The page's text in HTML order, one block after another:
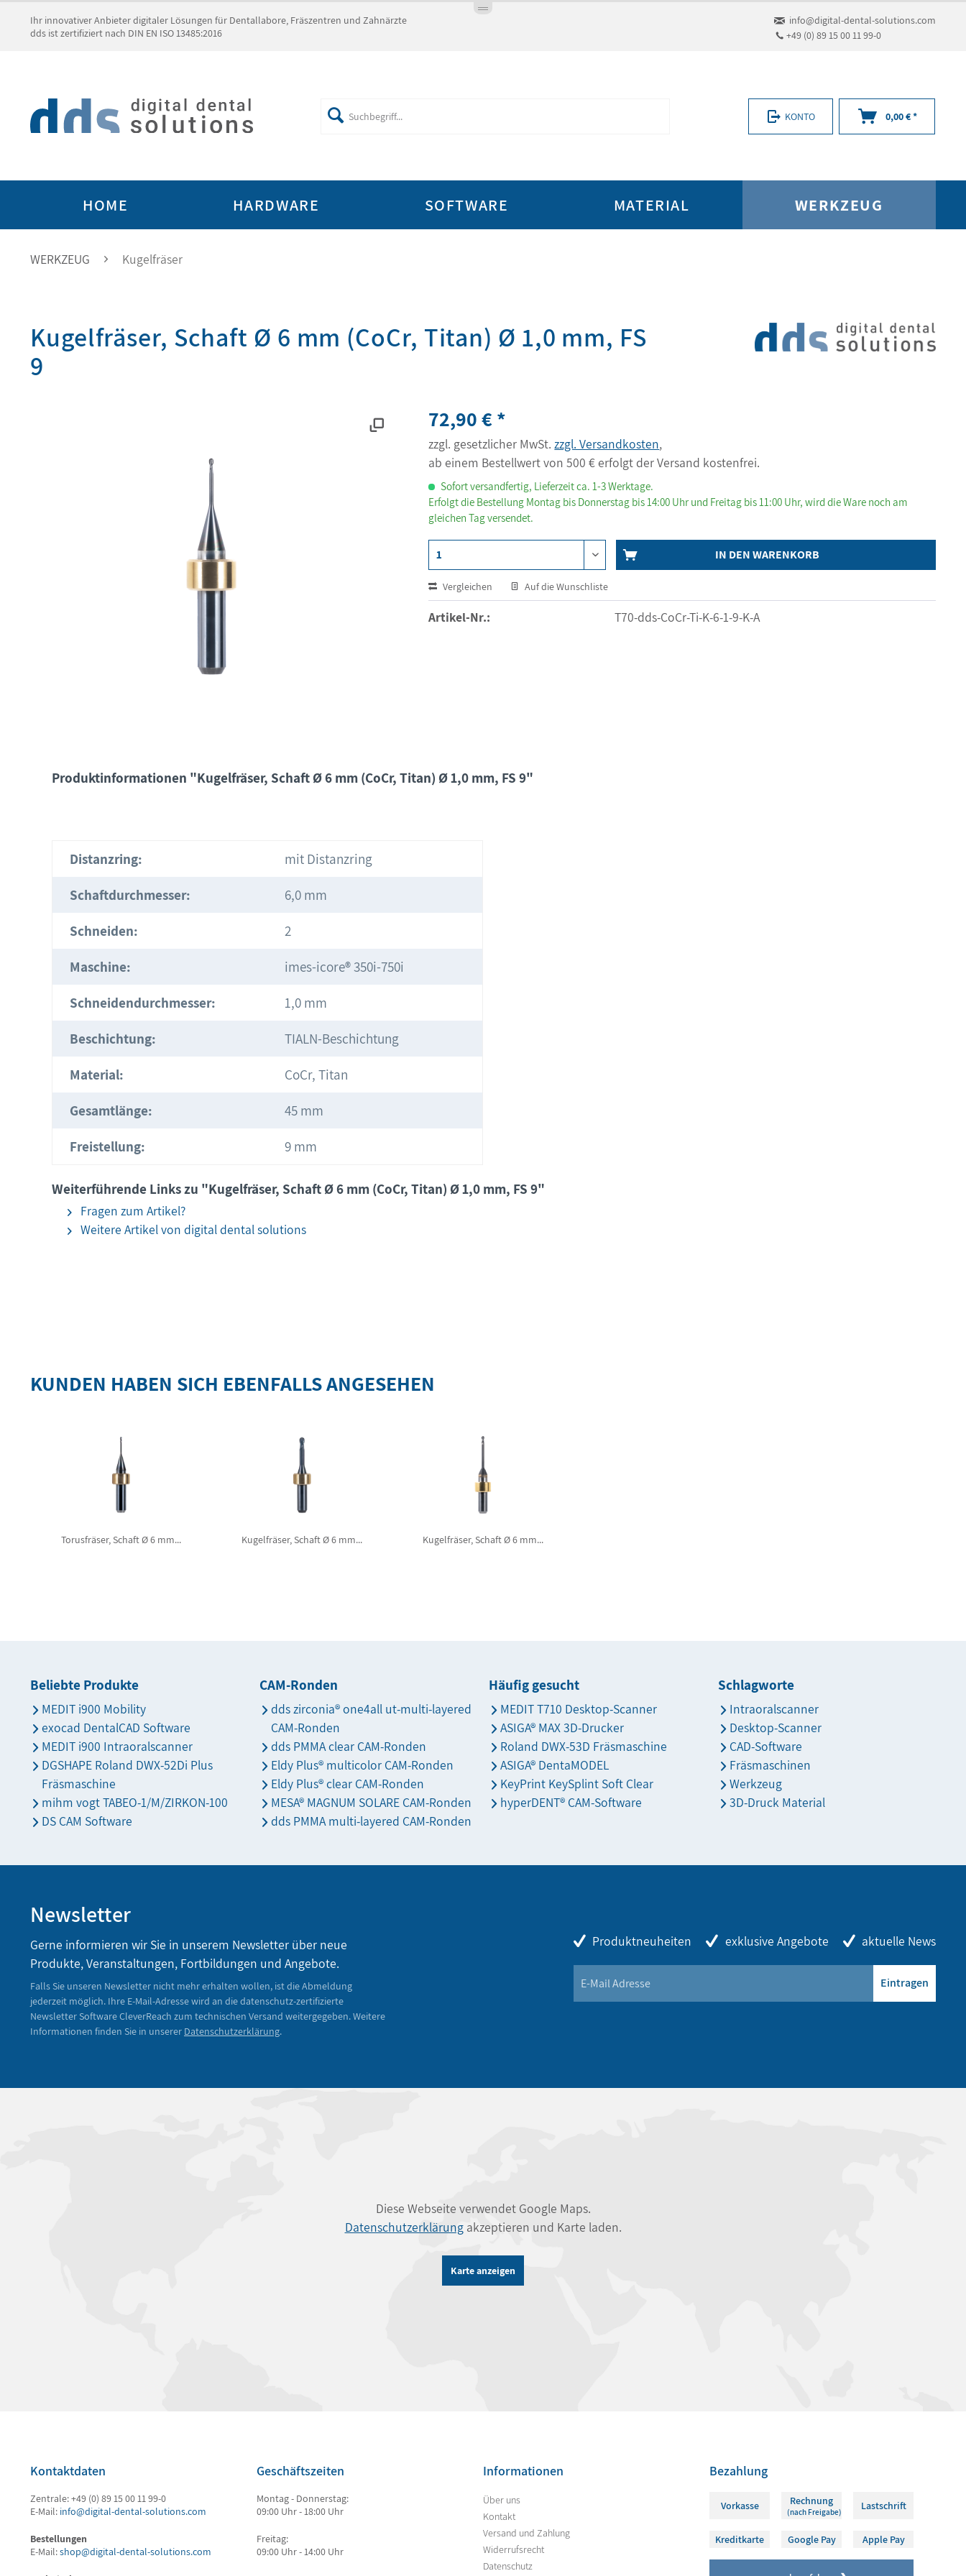
Ihr innovativer Anbieter digitaler Lösungen für Dentallabore, Fräszentren und Zahnärzte
dds ist zertifiziert nach DIN EN ISO 13485:2016
info@digital-dental-solutions.com
+49 (0) 89 15 00 11 99-0
KONTO 0,00 € *
HOME HARDWARE SOFTWARE MATERIAL WERKZEUG
WERKZEUG Kugelfräser
Kugelfräser, Schaft Ø 6 mm (CoCr, Titan) Ø 1,0 mm, FS
9
72,90 € *
zzgl. gesetzlicher MwSt.zzgl. Versandkosten,
ab einem Bestellwert von 500 € erfolgt der Versand kostenfrei.
Sofort versandfertig, Lieferzeit ca. 1-3 Werktage.
Erfolgt die Bestellung Montag bis Donnerstag bis 14:00 Uhr und Freitag bis 11:00 Uhr, wird die Ware noch am
gleichen Tag versendet.
IN DEN WARENKORB
Vergleichen Auf die Wunschliste
Artikel-Nr.: T70-dds-CoCr-Ti-K-6-1-9-K-A
Produktinformationen "Kugelfräser, Schaft Ø 6 mm (CoCr, Titan) Ø 1,0 mm, FS 9"
Distanzring:
mit Distanzring
Schaftdurchmesser:
6,0 mm
Schneiden:
2
Maschine:
imes-icore® 350i-750i
Schneidendurchmesser:
1,0 mm
Beschichtung:
TIALN-Beschichtung
Material:
CoCr, Titan
Gesamtlänge:
45 mm
Freistellung:
9 mm
Weiterführende Links zu "Kugelfräser, Schaft Ø 6 mm (CoCr, Titan) Ø 1,0 mm, FS 9"
Fragen zum Artikel?
Weitere Artikel von digital dental solutions
KUNDEN HABEN SICH EBENFALLS ANGESEHEN
Torusfräser, Schaft Ø 6 mm... Kugelfräser, Schaft Ø 6 mm... Kugelfräser, Schaft Ø 6 mm...
Beliebte Produkte
MEDIT i900 Mobility
exocad DentalCAD Software
MEDIT i900 Intraoralscanner
DGSHAPE Roland DWX-52Di Plus
Fräsmaschine
mihm vogt TABEO-1/M/ZIRKON-100
DS CAM Software
CAM-Ronden
dds zirconia® one4all ut-multi-layered
CAM-Ronden
dds PMMA clear CAM-Ronden
Eldy Plus® multicolor CAM-Ronden
Eldy Plus® clear CAM-Ronden
MESA® MAGNUM SOLARE CAM-Ronden
dds PMMA multi-layered CAM-Ronden
Häufig gesucht
MEDIT T710 Desktop-Scanner
ASIGA® MAX 3D-Drucker
Roland DWX-53D Fräsmaschine
ASIGA® DentaMODEL
KeyPrint KeySplint Soft Clear
hyperDENT® CAM-Software
Schlagworte
Intraoralscanner
Desktop-Scanner
CAD-Software
Fräsmaschinen
Werkzeug
3D-Druck Material
Newsletter
Gerne informieren wir Sie in unserem Newsletter über neue
Produkte, Veranstaltungen, Fortbildungen und Angebote.
Falls Sie unseren Newsletter nicht mehr erhalten wollen, ist die Abmeldung
jederzeit möglich. Ihre E-Mail-Adresse wird an die datenschutz-zertifizierte
Newsletter Software CleverReach zum technischen Versand weitergegeben. Weitere
Informationen finden Sie in unserer Datenschutzerklärung.
Produktneuheiten exklusive Angebote aktuelle News
Eintragen
Diese Webseite verwendet Google Maps.
Datenschutzerklärungakzeptieren und Karte laden.
Karte anzeigen
Kontaktdaten
Zentrale: +49 (0) 89 15 00 11 99-0
E-Mail: info@digital-dental-solutions.com
Bestellungen
E-Mail:shop@digital-dental-solutions.com
Geschäftszeiten
Montag - Donnerstag:
09:00 Uhr - 18:00 Uhr
Freitag:
09:00 Uhr - 14:00 Uhr
Informationen
Über uns
Kontakt
Versand und Zahlung
Widerrufsrecht
Datenschutz
Bezahlung
Vorkasse Rechnung
(nach Freigabe) Lastschrift
Kreditkarte Google Pay Apple Pay